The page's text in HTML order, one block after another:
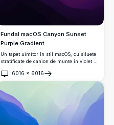
Fundal macOS Canyon Sunset
Purple Gradient
Un tapet uimitor în stil macOS, cu siluete
stratificate de canion de munte în violet și
de chihlimbar și portocaliu la apus.
6016 × 6016
Deschide